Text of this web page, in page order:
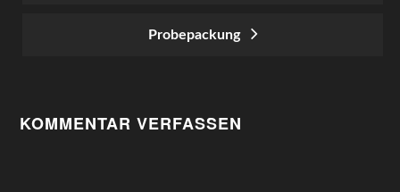
Probepackung
KOMMENTAR VERFASSEN